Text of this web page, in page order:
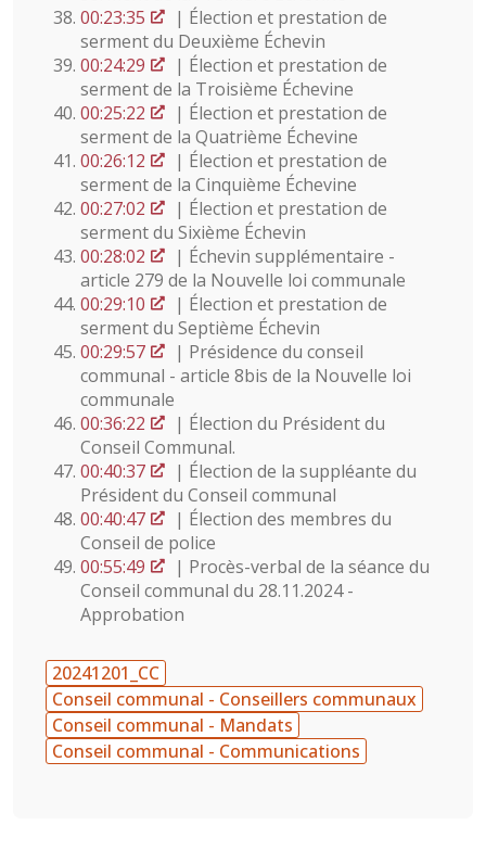
00:23:35
| Élection et prestation de
serment du Deuxième Échevin
00:24:29
| Élection et prestation de
serment de la Troisième Échevine
00:25:22
| Élection et prestation de
serment de la Quatrième Échevine
00:26:12
| Élection et prestation de
serment de la Cinquième Échevine
00:27:02
| Élection et prestation de
serment du Sixième Échevin
00:28:02
| Échevin supplémentaire -
article 279 de la Nouvelle loi communale
00:29:10
| Élection et prestation de
serment du Septième Échevin
00:29:57
| Présidence du conseil
communal - article 8bis de la Nouvelle loi
communale
00:36:22
| Élection du Président du
Conseil Communal.
00:40:37
| Élection de la suppléante du
Président du Conseil communal
00:40:47
| Élection des membres du
Conseil de police
00:55:49
| Procès-verbal de la séance du
Conseil communal du 28.11.2024 -
Approbation
20241201_CC
Conseil communal - Conseillers communaux
Conseil communal - Mandats
Conseil communal - Communications